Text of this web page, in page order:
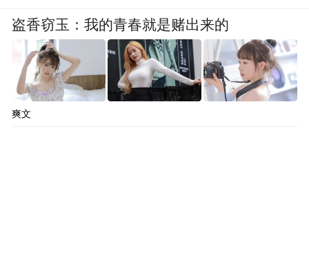
盗香窃玉：我的青春就是赌出来的
爽文